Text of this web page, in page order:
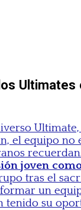
Ultimates
el equipo no
joven
tras el
un
tenido su